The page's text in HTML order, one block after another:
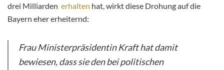
drei Milliarden erhalten hat, wirkt diese Drohung auf die
Bayern eher erheiternd:
Frau Ministerpräsidentin Kraft hat damit
bewiesen, dass sie den bei politischen